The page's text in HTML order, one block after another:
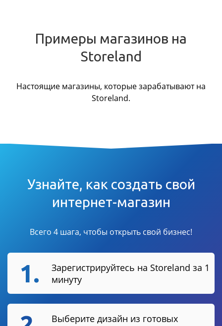
Примеры магазинов на
Storeland
Настоящие магазины, которые зарабатывают на
Storeland.
Узнайте, как создать свой
интернет-магазин
Всего 4 шага, чтобы открыть свой бизнес!
1.
Зарегистрируйтесь на Storeland за 1
минуту
Выберите дизайн из готовых